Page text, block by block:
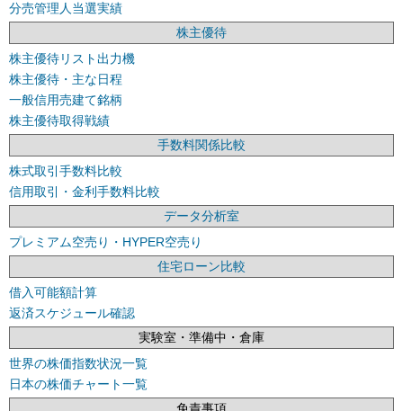
分売管理人当選実績
株主優待
株主優待リスト出力機
株主優待・主な日程
一般信用売建て銘柄
株主優待取得戦績
手数料関係比較
株式取引手数料比較
信用取引・金利手数料比較
データ分析室
プレミアム空売り・HYPER空売り
住宅ローン比較
借入可能額計算
返済スケジュール確認
実験室・準備中・倉庫
世界の株価指数状況一覧
日本の株価チャート一覧